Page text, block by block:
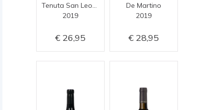
2019
26,95
De Martino
2019
28,95